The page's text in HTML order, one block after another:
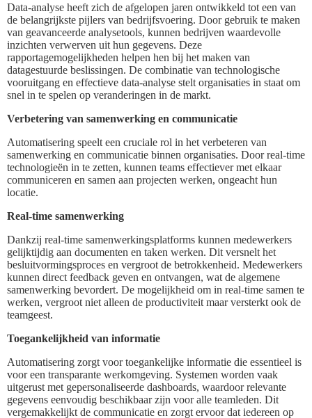
Data-analyse heeft zich de afgelopen jaren ontwikkeld tot een van
de belangrijkste pijlers van bedrijfsvoering. Door gebruik te maken
van geavanceerde analysetools, kunnen bedrijven waardevolle
inzichten verwerven uit hun gegevens. Deze
rapportagemogelijkheden helpen hen bij het maken van
datagestuurde beslissingen. De combinatie van technologische
vooruitgang en effectieve data-analyse stelt organisaties in staat om
snel in te spelen op veranderingen in de markt.
Verbetering van samenwerking en communicatie
Automatisering speelt een cruciale rol in het verbeteren van
samenwerking en communicatie binnen organisaties. Door real-time
technologieën in te zetten, kunnen teams effectiever met elkaar
communiceren en samen aan projecten werken, ongeacht hun
locatie.
Real-time samenwerking
Dankzij real-time samenwerkingsplatforms kunnen medewerkers
gelijktijdig aan documenten en taken werken. Dit versnelt het
besluitvormingsproces en vergroot de betrokkenheid. Medewerkers
kunnen direct feedback geven en ontvangen, wat de algemene
samenwerking bevordert. De mogelijkheid om in real-time samen te
werken, vergroot niet alleen de productiviteit maar versterkt ook de
teamgeest.
Toegankelijkheid van informatie
Automatisering zorgt voor toegankelijke informatie die essentieel is
voor een transparante werkomgeving. Systemen worden vaak
uitgerust met gepersonaliseerde dashboards, waardoor relevante
gegevens eenvoudig beschikbaar zijn voor alle teamleden. Dit
vergemakkelijkt de communicatie en zorgt ervoor dat iedereen op